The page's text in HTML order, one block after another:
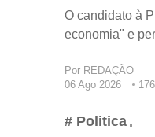
O candidato à
economia" e
Por REDAÇÃO
06 Ago 2026
# Politica